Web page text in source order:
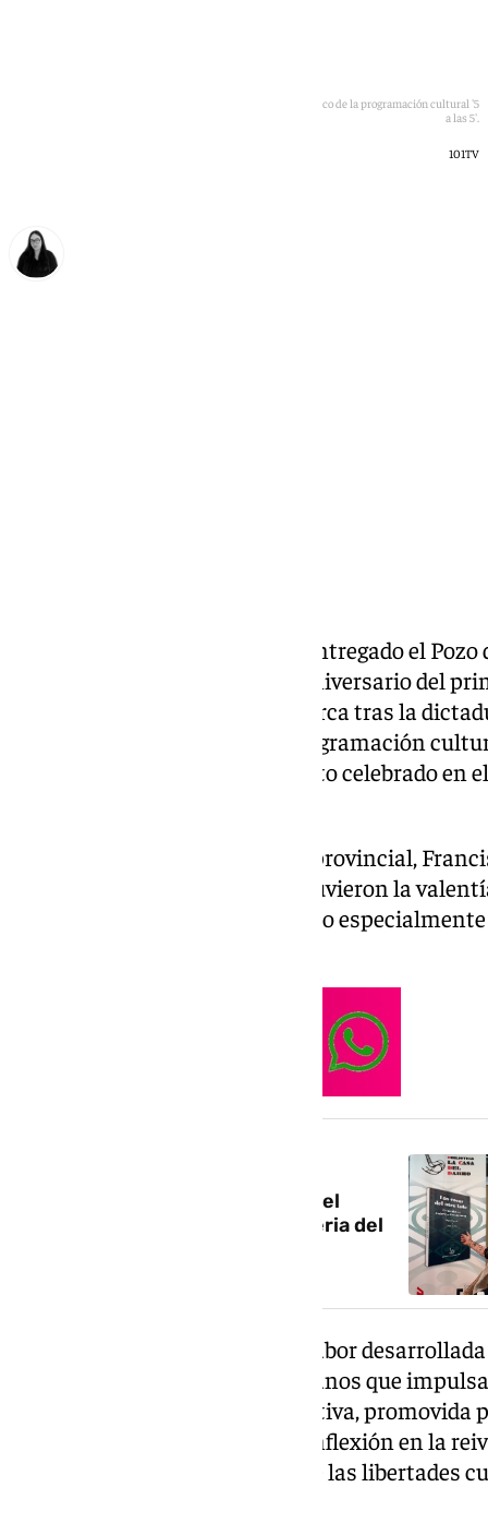
La institución provincial ha ofrecido el reconocimiento en el marco de la programación cultural '5
a las 5'.
101TV
La Diputación de Granada ha entregado el
los 33, coincidiendo con el 50 aniversario del
en España a Federico García Lorca tras la
concedido en el marco de la programación
Patronato Lorca, durante un acto celebrado en
El presidente de la institución provincial,
galardón reconoce a «quienes tuvieron la
legado de Lorca» en un momento
‘Las cosas del otro lado’ revela el
poema inédito de Lorca en la Feria del
La distinción pone en valor la labor
intelectuales, artistas y ciudadanos que
poeta granadino. Aquella iniciativa, promovida
de los 33’, supuso un punto de inflexión en la
de Lorca y en la recuperación de las libertades